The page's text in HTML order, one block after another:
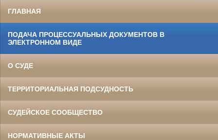
ГЛАВНАЯ
ПОДАЧА ПРОЦЕССУАЛЬНЫХ ДОКУМЕНТОВ В
ЭЛЕКТРОННОМ ВИДЕ
О СУДЕ
ТЕРРИТОРИАЛЬНАЯ ПОДСУДНОСТЬ
СУДЕЙСКОЕ СООБЩЕСТВО
НОРМАТИВНЫЕ АКТЫ